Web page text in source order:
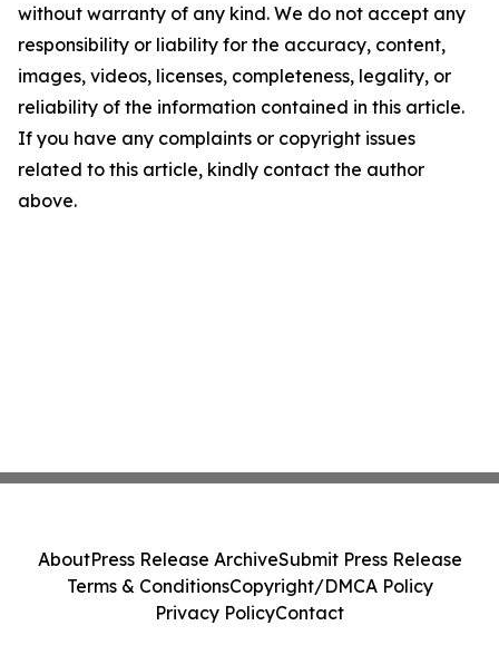
without warranty of any kind. We do not accept any
responsibility or liability for the accuracy, content,
images, videos, licenses, completeness, legality, or
reliability of the information contained in this article.
If you have any complaints or copyright issues
related to this article, kindly contact the author
above.
AboutPress Release ArchiveSubmit Press Release
Terms & ConditionsCopyright/DMCA Policy
Privacy PolicyContact